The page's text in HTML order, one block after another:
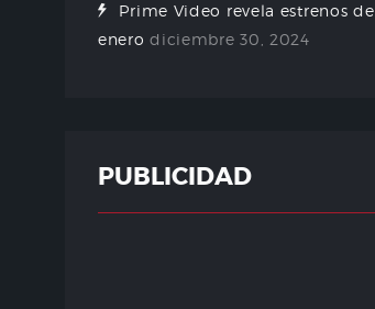
Prime Video revela estrenos de
enero diciembre 30, 2024
PUBLICIDAD